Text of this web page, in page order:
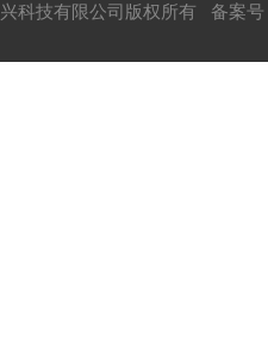
科技有限公司版权所有 备案号